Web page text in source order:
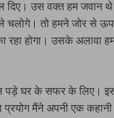
दिए। उस वक्त हम
चलोगे। तो हमने जोर से
रहा होगा। उसके अलावा
पड़े घर के सफर के लिए।
मैंने अपनी एक कहानी